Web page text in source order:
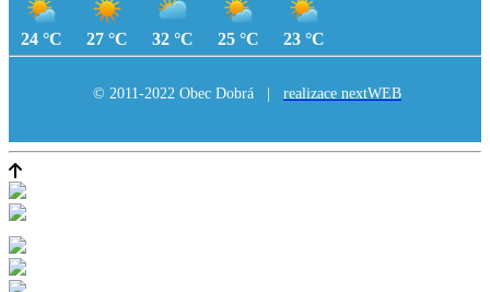
24 °C 27 °C 32 °C 25 °C 23 °C
© 2011-2022 Obec Dobrá | realizace nextWEB